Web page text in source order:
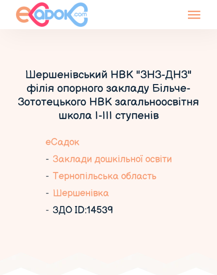
Шершенівський НВК "ЗНЗ-ДНЗ"
філія опорного закладу Більче-
Зототецького НВК загальноосвітня
школа І-ІІІ ступенів
еСадок
Заклади дошкільної освіти
Тернопільська область
Шершенівка
ЗДО ID:14539